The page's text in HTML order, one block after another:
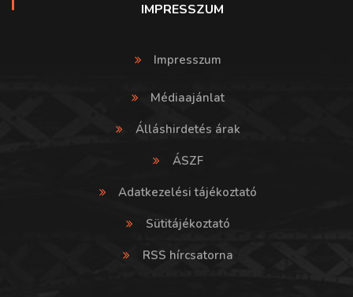
IMPRESSZUM
Impresszum
Médiaajánlat
Álláshirdetés árak
ÁSZF
Adatkezelési tájékoztató
Sütitájékoztató
RSS hírcsatorna